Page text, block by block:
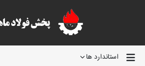
استاندارد ها